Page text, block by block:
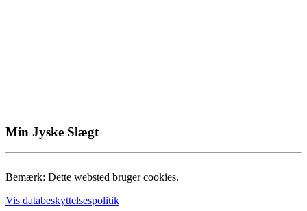
Min Jyske Slægt
Bemærk: Dette websted bruger cookies.
Vis databeskyttelsespolitik